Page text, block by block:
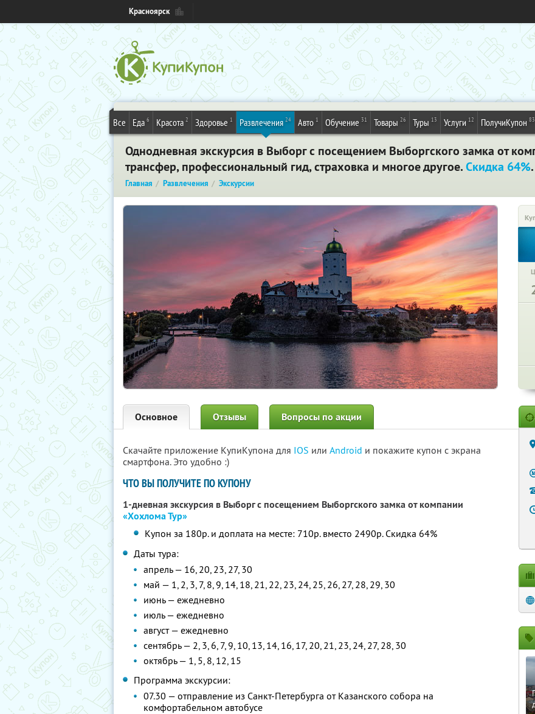
Красноярск
Все Еда 6 Красота 2 Здоровье 1 Развлечения 24 Авто 1 Обучение 31 Товары 26 Туры 13 Услуги 12 ПолучиКупон 83
Однодневная экскурсия в Выборг с посещением Выборгского замка от
трансфер, профессиональный гид, страховка и многое другое.Скидка 64%
Главная Развлечения Экскурсии
Основное Отзывы Вопросы по акции
Скачайте приложение КупиКупона для IOS или Android и покажите купон с экрана
смартфона. Это удобно :)
ЧТО ВЫ ПОЛУЧИТЕ ПО КУПОНУ
1-дневная экскурсия в Выборг с посещением Выборгского замка от компании
«Хохлома Тур»
Купон за 180р. и доплата на месте: 710р. вместо 2490р. Скидка 64%
Даты тура:
апрель — 16, 20, 23, 27, 30
май — 1, 2, 3, 7, 8, 9, 14, 18, 21, 22, 23, 24, 25, 26, 27, 28, 29, 30
июнь — ежедневно
июль — ежедневно
август — ежедневно
сентябрь — 2, 3, 6, 7, 9, 10, 13, 14, 16, 17, 20, 21, 23, 24, 27, 28, 30
октябрь — 1, 5, 8, 12, 15
Программа экскурсии:
07.30 — отправление из Санкт-Петербурга от Казанского собора на
комфортабельном автобусе